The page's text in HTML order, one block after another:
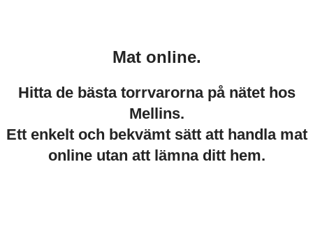
Mat online.
Hitta de bästa torrvarorna på nätet hos
Mellins.
Ett enkelt och bekvämt sätt att handla mat
online utan att lämna ditt hem.